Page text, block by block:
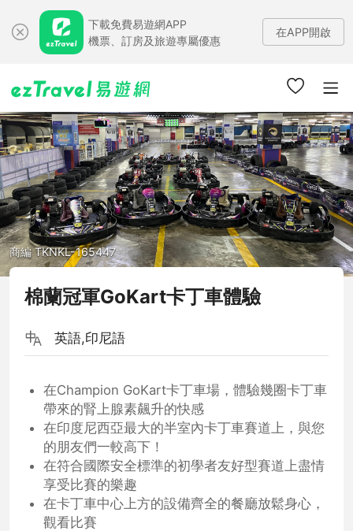
下載免費易遊網APP
機票、訂房及旅遊專屬優惠
在APP開啟
商編 TKNKL-165447
棉蘭冠軍GoKart卡丁車體驗
英語,印尼語
在Champion GoKart卡丁車場，體驗幾圈卡丁車
帶來的腎上腺素飆升的快感
在印度尼西亞最大的半室內卡丁車賽道上，與您
的朋友們一較高下！
在符合國際安全標準的初學者友好型賽道上盡情
享受比賽的樂趣
在卡丁車中心上方的設備齊全的餐廳放鬆身心，
觀看比賽